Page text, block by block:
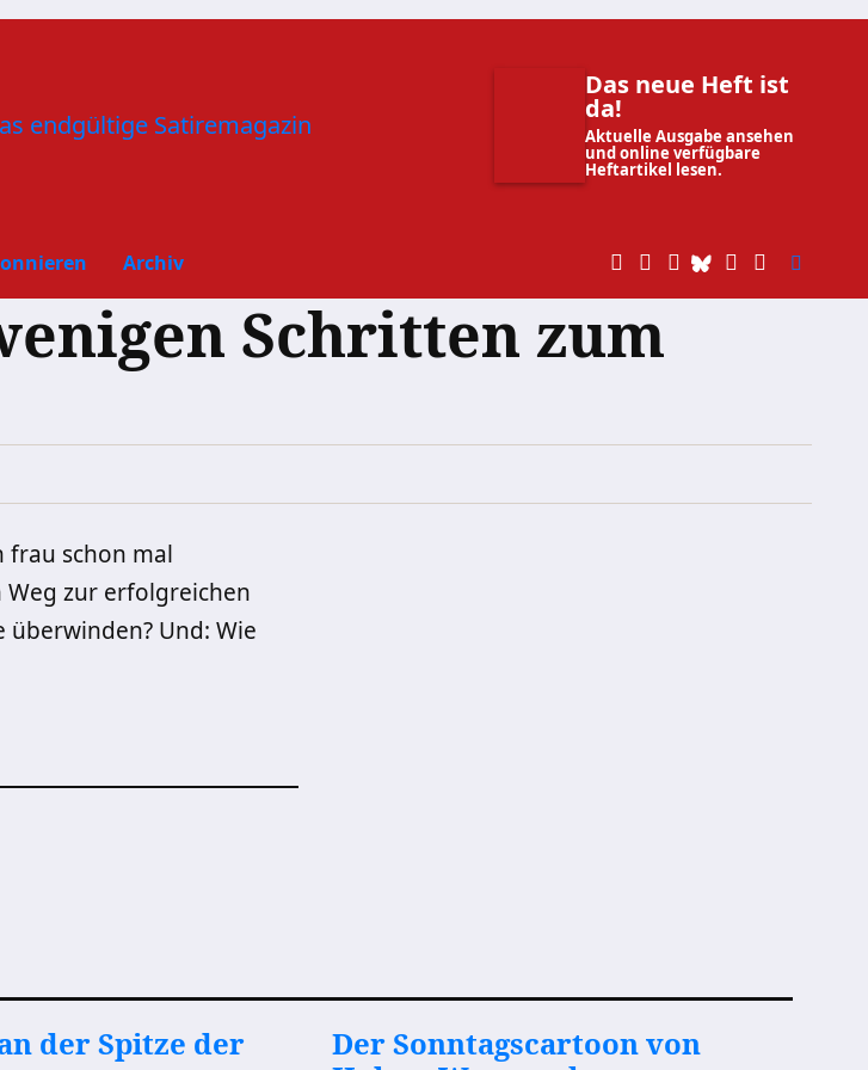
Das neue Heft ist
da!
Aktuelle Ausgabe ansehen
und online verfügbare
Heftartikel lesen.
Archiv
Schritten zum
frau schon mal
zur erfolgreichen
überwinden? Und: Wie
der Spitze der
Der Sonntagscartoon von